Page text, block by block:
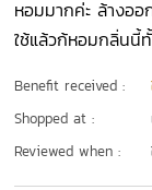
หอมมากค่ะ ล้างออ
ใช้แล้วก้หอมกลิ่นนี้
Benefit received :
Shopped at :
Reviewed when :